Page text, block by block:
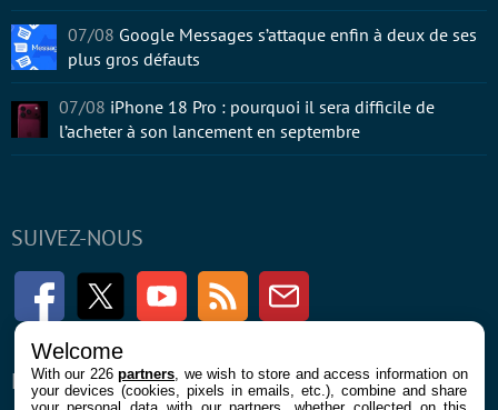
SUIVEZ-NOUS
FacebookTwitter Youtube RSS Newsletter
ENTREPRISE À PROPOS
07/08 Google Messages s’attaque enfin à deux de ses
plus gros défauts
07/08 iPhone 18 Pro : pourquoi il sera difficile de
l’acheter à son lancement en septembre
Welcome
With our 226partners , we wish to store and access information on
your devices (cookies, pixels in emails, etc.), combine and share
your personal data with our partners, whether collected on this